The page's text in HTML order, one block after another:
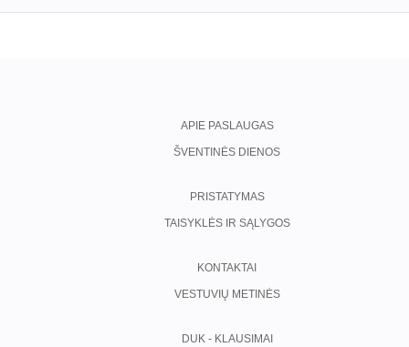
APIE PASLAUGAS
ŠVENTINĖS DIENOS
PRISTATYMAS
TAISYKLĖS IR SĄLYGOS
KONTAKTAI
VESTUVIŲ METINĖS
DUK - KLAUSIMAI